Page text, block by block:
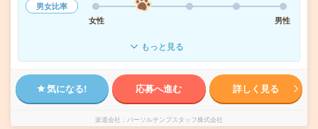
男女比率
女性
男性
もっと見る
気になる! 応募へ進む 詳しく見る
派遣会社 パーソルテンプスタッフ株式会社